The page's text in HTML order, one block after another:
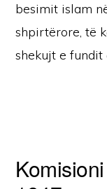
besimit islam
shpirtërore, të
shekujt e fundit